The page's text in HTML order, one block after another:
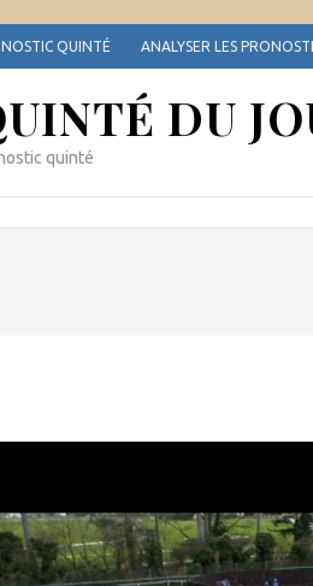
QUINTÉ ANALYSER LES
DU
quinté